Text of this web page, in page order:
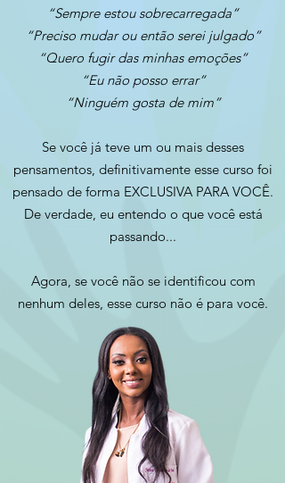
“Sempre estou sobrecarregada”
“Preciso mudar ou então serei julgado”
“Quero fugir das minhas emoções”
“Eu não posso errar”
“Ninguém gosta de mim”
Se você já teve um ou mais desses
pensamentos, definitivamente esse curso foi
pensado de forma EXCLUSIVA PARA VOCÊ.
De verdade, eu entendo o que você está
passando...
Agora, se você não se identificou com
nenhum deles, esse curso não é para você.